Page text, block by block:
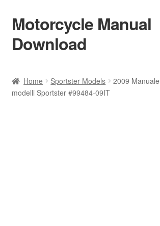
Skip
to
navigation
Skip
to
content
Motorcycle Manual
Download
Shop
Home Sportster Models
2009
modelli Sportster #99484-09IT